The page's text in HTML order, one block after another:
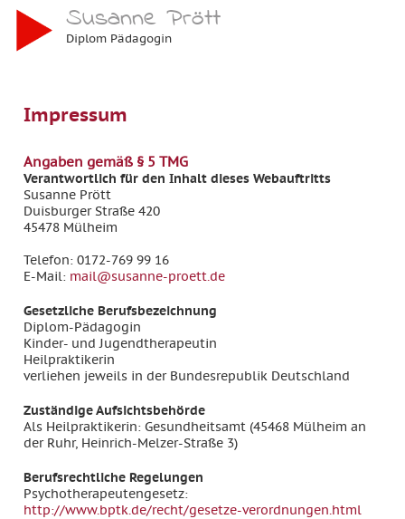
Susanne Prött
Diplom Pädagogin
Impressum
Angaben gemäß § 5 TMG
Verantwortlich für den Inhalt dieses Webauftritts
Susanne Prött
Duisburger Straße 420
45478 Mülheim
Telefon: 0172-769 99 16
E-Mail: mail@susanne-proett.de
Gesetzliche Berufsbezeichnung
Diplom-Pädagogin
Kinder- und Jugendtherapeutin
Heilpraktikerin
verliehen jeweils in der Bundesrepublik Deutschland
Zuständige Aufsichtsbehörde
Als Heilpraktikerin: Gesundheitsamt (45468 Mülheim an
der Ruhr, Heinrich-Melzer-Straße 3)
Berufsrechtliche Regelungen
Psychotherapeutengesetz:
http://www.bptk.de/recht/gesetze-verordnungen.html